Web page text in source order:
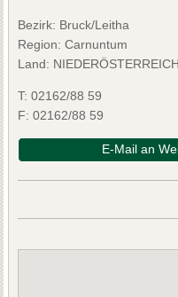
Bezirk: Bruck/Leitha
Region: Carnuntum
Land: NIEDERÖSTERREICH
T: 02162/88 59
F: 02162/88 59
E-Mail an